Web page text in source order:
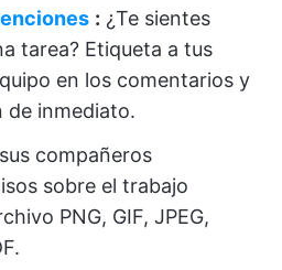
: ¿Te sientes
tarea? Etiqueta a tus
en los comentarios y
de inmediato.
compañeros
sobre el trabajo
PNG, GIF, JPEG,